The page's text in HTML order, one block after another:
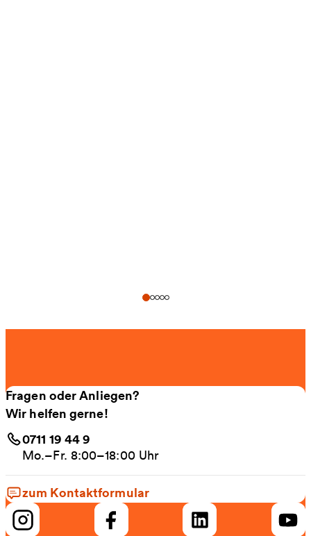
Fragen oder Anliegen?
Wir helfen gerne!
0711 19 44 9
Mo.–Fr. 8:00–18:00 Uhr
zum Kontaktformular